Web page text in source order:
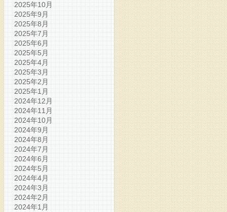
2025年10月
2025年9月
2025年8月
2025年7月
2025年6月
2025年5月
2025年4月
2025年3月
2025年2月
2025年1月
2024年12月
2024年11月
2024年10月
2024年9月
2024年8月
2024年7月
2024年6月
2024年5月
2024年4月
2024年3月
2024年2月
2024年1月